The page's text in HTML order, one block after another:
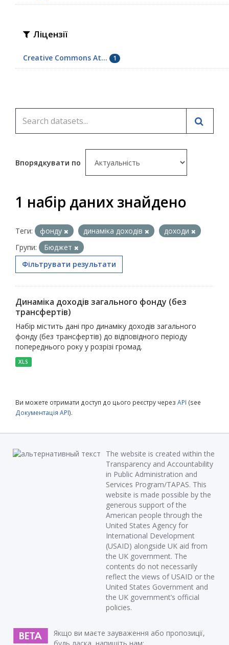
Ліцензії
Creative Commons At... 1
Впорядкувати по
1 набір даних знайдено
Теги: фонду динаміка доходів
доходи
Групи:
Бюджет
Фільтрувати результати
Динаміка доходів загального фонду (без
трансфертів)
Набір містить дані про динаміку доходів загального
фонду (без трансфертів) до відповідного періоду
попереднього року у розрізі громад.
XLS
Ви можете отримати доступ до цього реєстру через API (see
Документація API).
The website is created within the
Transparency and Accountability
in Public Administration and
Services Program/TAPAS. This
website is made possible by the
generous support of the
American people through the
United States Agency for
International Development
(USAID) alongside UK aid from
the UK government. The
contents do not necessarily
reflect the views of USAID or the
United States Government and
the UK government’s official
policies.
Якщо ви маєте зауваження або пропозиції,